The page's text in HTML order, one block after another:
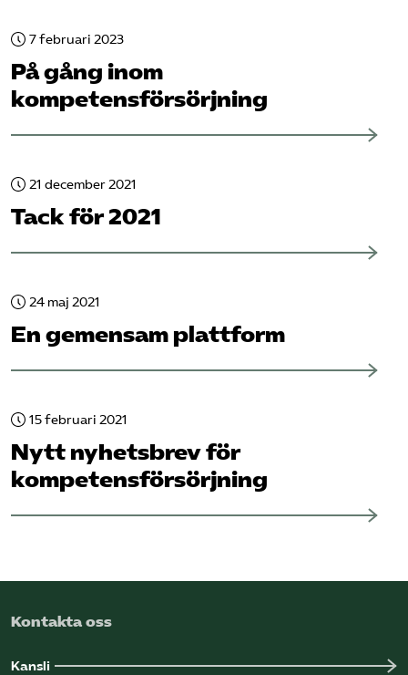
7 februari 2023
På gång inom
kompetensförsörjning
21 december 2021
Tack för 2021
24 maj 2021
En gemensam plattform
15 februari 2021
Nytt nyhetsbrev för
kompetensförsörjning
Kontakta oss
Kansli